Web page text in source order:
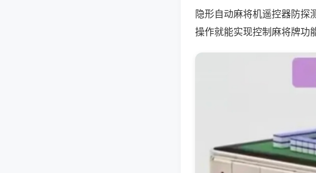
隐形自动麻将机遥控器防探
操作就能实现控制麻将牌功